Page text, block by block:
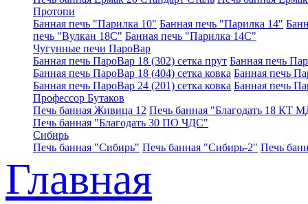
Протопи
Банная печь "Парилка 10" Банная печь "Парилка 14"
печь "Вулкан 18С" Банная печь "Парилка 14С"
Чугунные печи ПароВар
Банная печь ПароВар 18 (302) сетка прут Банная печь
Банная печь ПароВар 18 (404) сетка ковка Банная печь
Банная печь ПароВар 24 (201) сетка ковка Банная печь
Профессор Бутаков
Печь банная Живица 12 Печь банная "Благодать 18 КТ
Печь банная "Благодать 30 ПО ЧДС"
Сибирь
Печь банная "Сибирь" Печь банная "Сибирь-2" Печь
Главная